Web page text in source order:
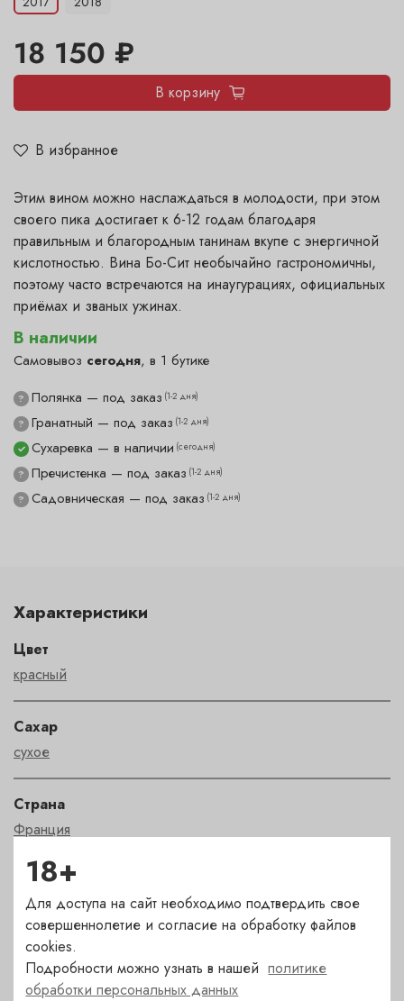
В избранное
18 150 ₽
В корзину
В наличии
Самовывоз сегодня, в 1 бутике
? Гранатный — под заказ (1-2 дня)
? Полянка — под заказ (1-2 дня)
? Пречистенка — под заказ (1-2 дня)
? Садовническая — под заказ (1-2 дня)
✓ Сухаревка — в наличии (сегодня)
Этим вином можно наслаждаться в молодости, при этом
своего пика достигает к 6-12 годам благодаря
правильным и благородным танинам вкупе с энергичной
кислотностью. Вина Бо-Сит необычайно гастрономичны,
поэтому часто встречаются на инаугурациях, официальных
приёмах и званых ужинах.
Характеристики
Цвет
красный
Сахар
сухое
Страна
Франция
Сорт
Каберне Совиньон,Каберне Фран, Пти Вердо
Регион
Bordeaux
18+
Для доступа на сайт необходимо подтвердить свое
совершеннолетие и согласие на обработку файлов
cookies.
Подробности можно узнать в нашейполитике
обработки персональных данных